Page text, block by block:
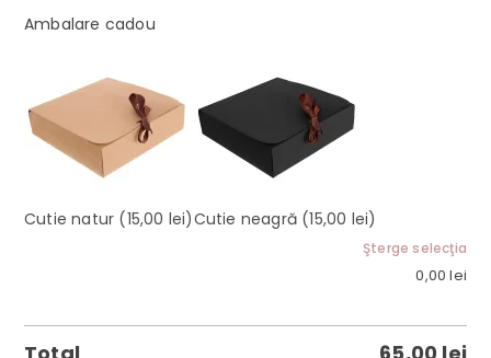
Ambalare cadou
Cutie natur (15,00 lei)Cutie neagră (15,00 lei)
Şterge selecţia
0,00lei